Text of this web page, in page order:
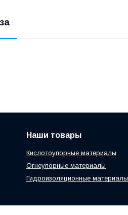
Наши товары
Кислотоупорные материалы
Огнеупорные материалы
Гидроизоляционные материалы